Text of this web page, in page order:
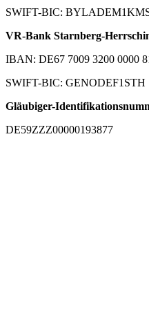
SWIFT-BIC:
VR-Bank Starnberg-
IBAN: DE67 7009 3200 0000
SWIFT-BIC: GENODEF1STH
Gläubiger-
DE59ZZZ00000193877